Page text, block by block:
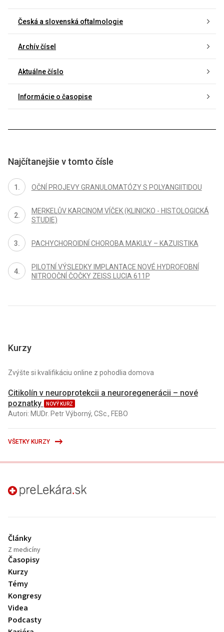
Česká a slovenská oftalmologie
Archív čísel
Aktuálne číslo
Informácie o časopise
Najčítanejšie v tomto čísle
OČNÍ PROJEVY GRANULOMATÓZY S POLYANGIITIDOU
MERKELŮV KARCINOM VÍČEK (KLINICKO - HISTOLOGICKÁ
STUDIE)
PACHYCHOROIDNÍ CHOROBA MAKULY – KAZUISTIKA
PILOTNÍ VÝSLEDKY IMPLANTACE NOVÉ HYDROFOBNÍ
NITROOČNÍ ČOČKY ZEISS LUCIA 611P
Kurzy
Zvýšte si kvalifikáciu online z pohodlia domova
Citikolín v neuroprotekcii a neuroregenerácii – nové
poznatky
NOVÝ KURZ
Autori: MUDr. Petr Výborný, CSc., FEBO
VŠETKY KURZY
preLekára.sk
Články
Z medicíny
Časopisy
Kurzy
Témy
Kongresy
Videa
Podcasty